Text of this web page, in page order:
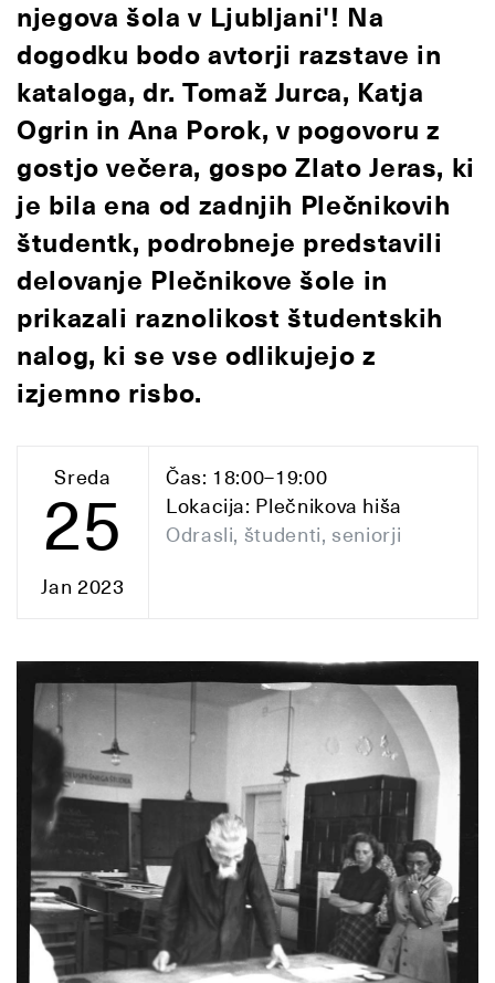
njegova šola v Ljubljani'! Na
dogodku bodo avtorji razstave in
kataloga, dr. Tomaž Jurca, Katja
Ogrin in Ana Porok, v pogovoru z
gostjo večera, gospo Zlato Jeras, ki
je bila ena od zadnjih Plečnikovih
študentk, podrobneje predstavili
delovanje Plečnikove šole in
prikazali raznolikost študentskih
nalog, ki se vse odlikujejo z
izjemno risbo.
Sreda
25
Jan 2023
Čas: 18:00–19:00
Lokacija: Plečnikova hiša
Odrasli, študenti, seniorji